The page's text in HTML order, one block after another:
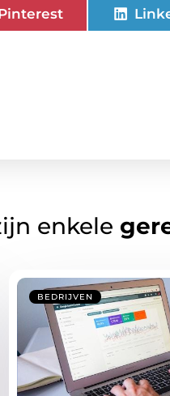
enkele
BEDRIJVEN